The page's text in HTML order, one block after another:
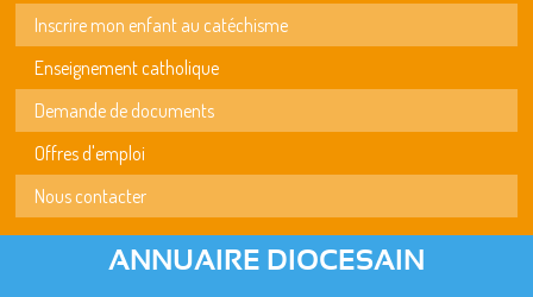
Inscrire mon enfant au catéchisme
Enseignement catholique
Demande de documents
Offres d'emploi
Nous contacter
ANNUAIRE DIOCESAIN